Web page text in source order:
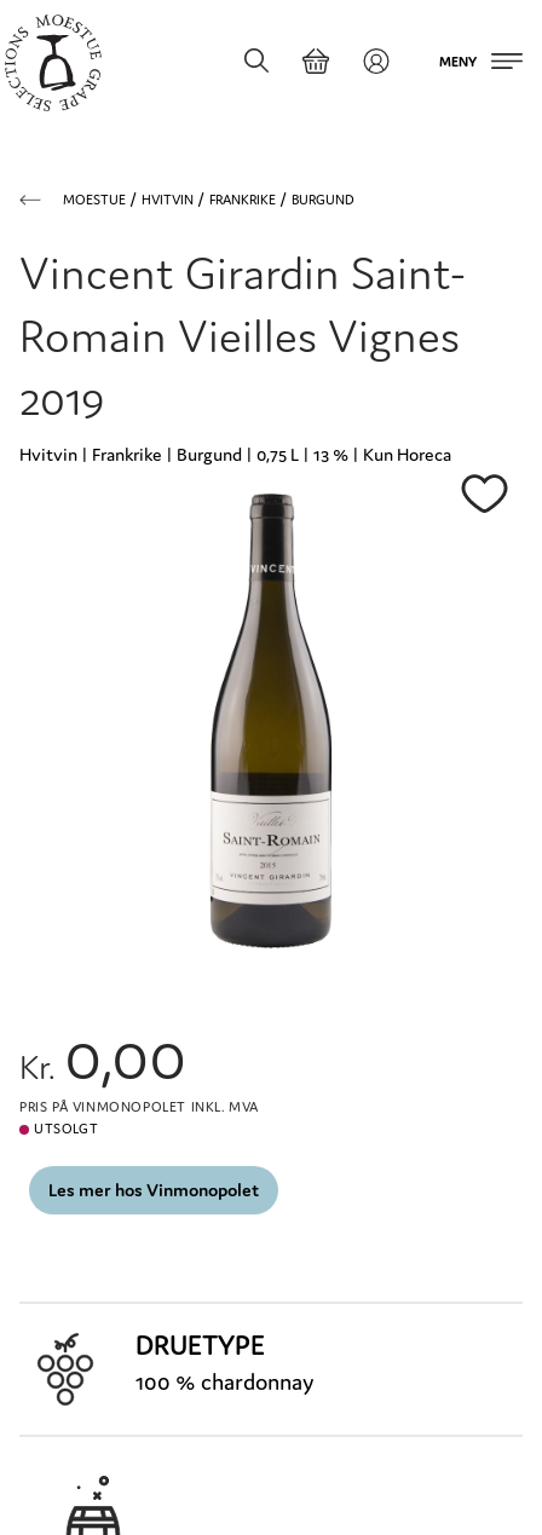
MENY
MOESTUE HVITVIN FRANKRIKE BURGUND
Vincent Girardin Saint-
Romain Vieilles Vignes
2019
Hvitvin | Frankrike | Burgund | 0,75 L | 13 % | Kun Horeca
Kr. 0,00
PRIS PÅ VINMONOPOLET INKL. MVA
UTSOLGT
Les mer hos Vinmonopolet
DRUETYPE
100 % chardonnay